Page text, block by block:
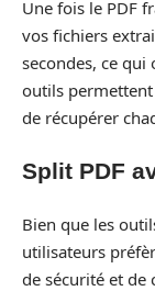
Une fois le PDF
vos fichiers
secondes, ce
outils permettent
de récupérer
Split PDF
Bien que les
utilisateurs
de sécurité et de